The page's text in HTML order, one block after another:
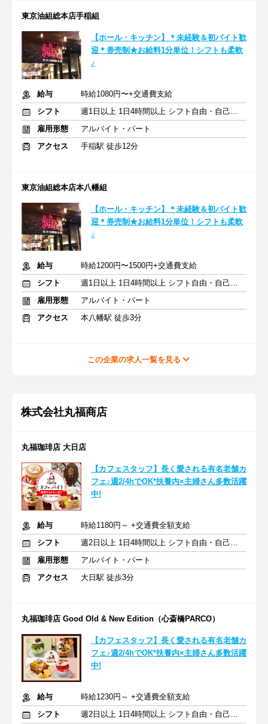
東京油組総本店手稲組
【ホール・キッチン】＊未経験＆初バイト歓
迎＊券売制★お給料1分単位！シフトも柔軟
♪
給与
時給1080円〜+交通費支給
シフト
週1日以上 1日4時間以上 シフト自由・自己申告
雇用形態
アルバイト・パート
アクセス
手稲駅 徒歩12分
東京油組総本店本八幡組
【ホール・キッチン】＊未経験＆初バイト歓
迎＊券売制★お給料1分単位！シフトも柔軟
♪
給与
時給1200円〜1500円+交通費支給
シフト
週1日以上 1日4時間以上 シフト自由・自己申告
雇用形態
アルバイト・パート
アクセス
本八幡駅 徒歩3分
この企業の求人一覧を見る
株式会社丸福商店
丸福珈琲店 大日店
【カフェスタッフ】長く愛される有名老舗カ
フェ♪週2/4hでOK*扶養内×主婦さん多数活躍
中!
給与
時給1180円～ +交通費全額支給
シフト
週2日以上 1日4時間以上 シフト自由・自己申告
雇用形態
アルバイト・パート
アクセス
大日駅 徒歩3分
丸福珈琲店 Good Old & New Edition（心斎橋PARCO）
【カフェスタッフ】長く愛される有名老舗カ
フェ♪週2/4hでOK*扶養内×主婦さん多数活躍
中!
給与
時給1230円～ +交通費全額支給
シフト
週2日以上 1日4時間以上 シフト自由・自己申告